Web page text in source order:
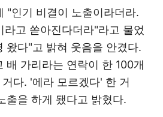
"인기 비결이 노출이라더라.
고 쏟아진다더라"라고 물었
왔다"고 밝혀 웃음을 안겼다.
배 가리라는 연락이 한 100개
다. '에라 모르겠다' 한 거
출을 하게 됐다고 밝혔다.